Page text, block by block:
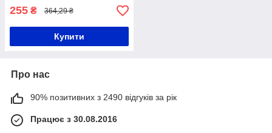
255 ₴ 364,29 ₴
Купити
Про нас
90% позитивних з 2490 відгуків за рік
Працює з 30.08.2016